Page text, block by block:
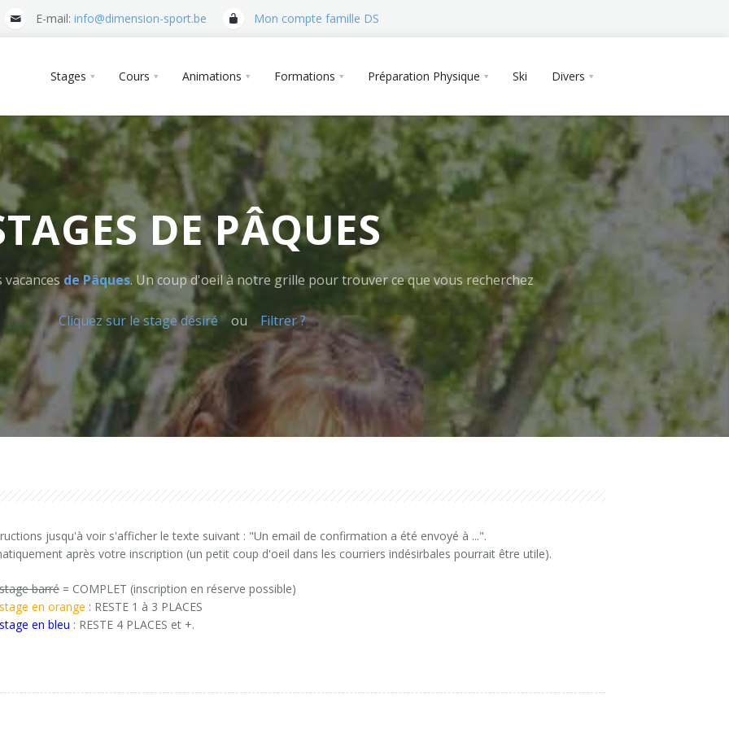
E-mail: info@dimension-sport.be Mon compte famille DS
Stages Cours Animations Formations Préparation Physique Ski Divers
(3h)
type 1
d'élèves
DE PÂQUES
de Pâques. Un coup d'oeil à notre grille pour trouver ce que vous recherchez
Cliquez sur le stage désiré ou Filtrer ?
jusqu'à voir s'afficher le texte suivant : "Un email de confirmation a été envoyé à ...".
après votre inscription (un petit coup d'oeil dans les courriers indésirbales pourrait être utile).
stage barré = COMPLET (inscription en réserve possible)
stage en orange : RESTE 1 à 3 PLACES
stage en bleu : RESTE 4 PLACES et +.